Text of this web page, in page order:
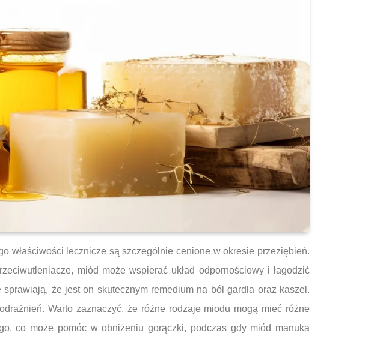
właściwości lecznicze są szczególnie cenione w okresie przeziębień.
miód może wspierać układ odpornościowy i łagodzić
że jest on skutecznym remedium na ból gardła oraz kaszel.
Warto zaznaczyć, że różne rodzaje miodu mogą mieć różne
co może pomóc w obniżeniu gorączki, podczas gdy miód manuka